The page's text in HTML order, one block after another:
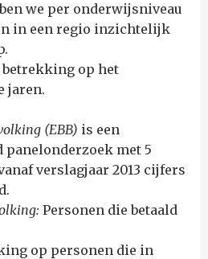
we per onderwijsniveau
in een regio inzichtelijk
betrekking op het
jaren.
(EBB) is een
panelonderzoek met 5
verslagjaar 2013 cijfers
Personen die betaald
op personen die in